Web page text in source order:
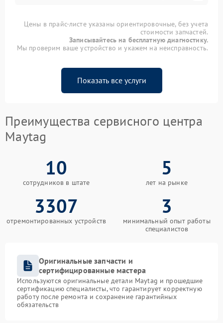
Цены в прайс-листе указаны ориентировочные, без учета
стоимости запчастей.
Записывайтесь на бесплатную диагностику.
Мы проверим ваше устройство и укажем на неисправность.
Показать все услуги
Преимущества сервисного центра
Maytag
10
сотрудников в штате
5
лет на рынке
3307
отремонтированных устройств
3
минимальный опыт работы
специалистов
Оригинальные запчасти и
сертифицированные мастера
Используются оригинальные детали Maytag и прошедшие
сертификацию специалисты, что гарантирует корректную
работу после ремонта и сохранение гарантийных
обязательств